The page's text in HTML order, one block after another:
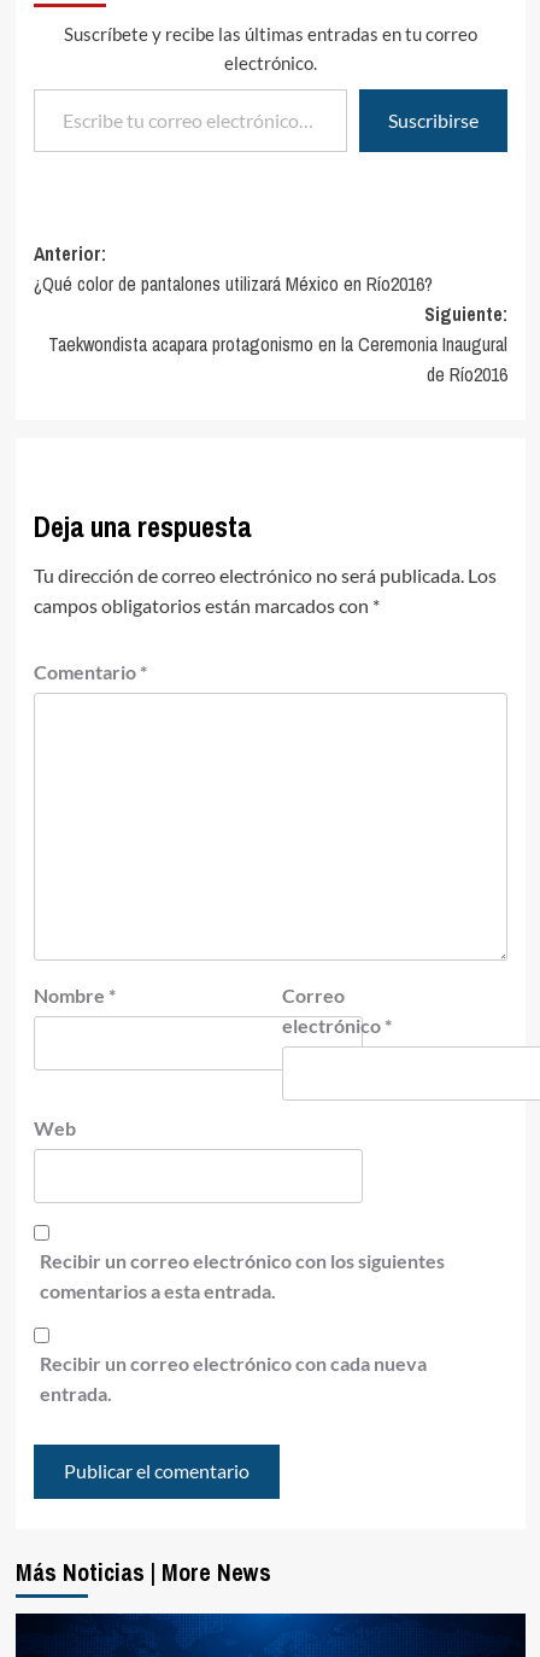
Suscríbete y recibe las últimas entradas en tu correo
electrónico.
Escribe tu correo electrónico…
Suscribirse
Navegación
de
entradas
Anterior:
¿Qué color de pantalones utilizará México en Río2016?
Siguiente:
Taekwondista acapara protagonismo en la Ceremonia Inaugural
de Río2016
Deja una respuesta
Tu dirección de correo electrónico no será publicada. Los
campos obligatorios están marcados con *
Comentario *
Nombre *
Correo
electrónico *
Web
Recibir un correo electrónico con los siguientes
comentarios a esta entrada.
Recibir un correo electrónico con cada nueva
entrada.
Más Noticias | More News